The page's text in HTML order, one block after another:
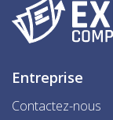
Entreprise
Contactez-nous